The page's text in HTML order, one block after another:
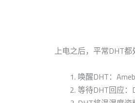
上电之后，平常DHT都
唤醒DHT：
等待DHT回应：